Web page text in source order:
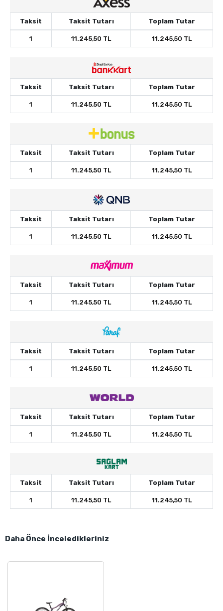
Taksit Taksit Tutarı Toplam Tutar
1 11.245,50 TL 11.245,50 TL
Taksit Taksit Tutarı Toplam Tutar
1 11.245,50 TL 11.245,50 TL
Taksit Taksit Tutarı Toplam Tutar
1 11.245,50 TL 11.245,50 TL
Taksit Taksit Tutarı Toplam Tutar
1 11.245,50 TL 11.245,50 TL
Taksit Taksit Tutarı Toplam Tutar
1 11.245,50 TL 11.245,50 TL
Taksit Taksit Tutarı Toplam Tutar
1 11.245,50 TL 11.245,50 TL
Taksit Taksit Tutarı Toplam Tutar
1 11.245,50 TL 11.245,50 TL
Taksit Taksit Tutarı Toplam Tutar
1 11.245,50 TL 11.245,50 TL
Daha Önce İnceledikleriniz